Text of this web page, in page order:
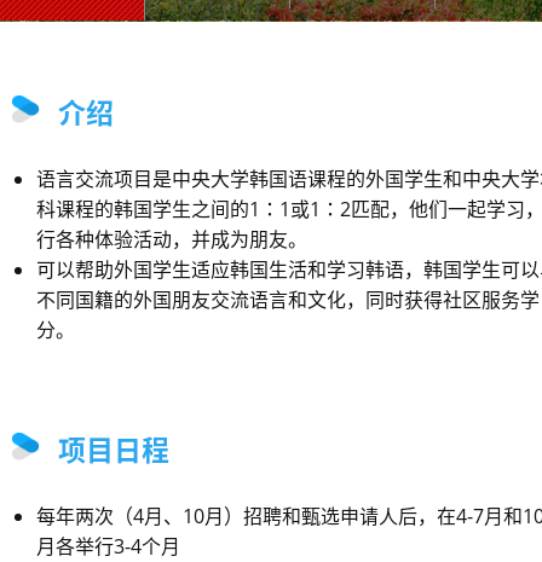
介绍
语言交流项目是中央大学韩国语课程的外国学生和中央大
科课程的韩国学生之间的1：1或1：2匹配，他们一起学习
行各种体验活动，并成为朋友。
可以帮助外国学生适应韩国生活和学习韩语，韩国学生可
不同国籍的外国朋友交流语言和文化，同时获得社区服务学
分。
项目日程
每年两次（4月、10月）招聘和甄选申请人后，在4-7月和
月各举行3-4个月